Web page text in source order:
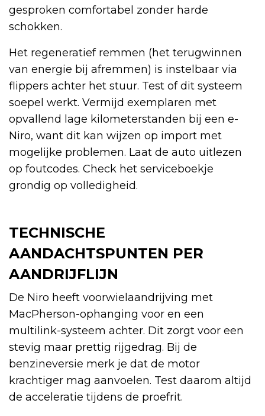
gesproken comfortabel zonder harde
schokken.
Het regeneratief remmen (het terugwinnen
van energie bij afremmen) is instelbaar via
flippers achter het stuur. Test of dit systeem
soepel werkt. Vermijd exemplaren met
opvallend lage kilometerstanden bij een e-
Niro, want dit kan wijzen op import met
mogelijke problemen. Laat de auto uitlezen
op foutcodes. Check het serviceboekje
grondig op volledigheid.
TECHNISCHE
AANDACHTSPUNTEN PER
AANDRIJFLIJN
De Niro heeft voorwielaandrijving met
MacPherson-ophanging voor en een
multilink-systeem achter. Dit zorgt voor een
stevig maar prettig rijgedrag. Bij de
benzineversie merk je dat de motor
krachtiger mag aanvoelen. Test daarom altijd
de acceleratie tijdens de proefrit.